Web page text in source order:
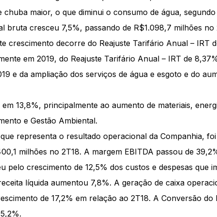
chuba maior, o que diminui o consumo de água,
bruta cresceu 7,5%, passando de R$1.098,7 milhões no
crescimento decorre do Reajuste Tarifário Anual – IRT
em 2019, do Reajuste Tarifário Anual – IRT de
e da ampliação dos serviços de água e esgoto e do
13,8%, principalmente ao aumento de materiais,
e Gestão Ambiental.
representa o resultado operacional da Companhia,
milhões no 2T18. A margem EBITDA passou de
pelo crescimento de 12,5% dos custos e despesas que
líquida aumentou 7,8%. A geração de caixa
de 17,2% em relação ao 2T18. A Conversão do